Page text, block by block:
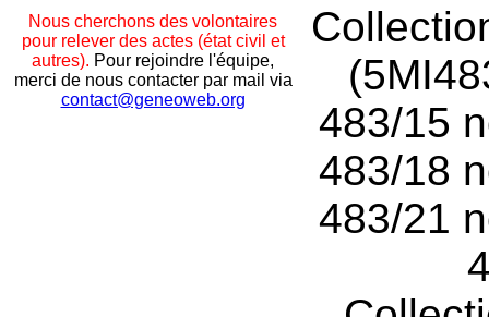
Nous cherchons des volontaires
pour relever des actes (état civil et
autres). Pour rejoindre l'équipe,
merci de nous contacter par mail via
contact@geneoweb.org
483/15
483/18
483/21